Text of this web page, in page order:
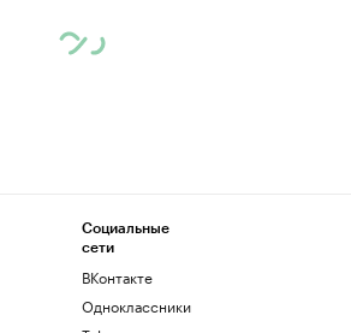
Социальные
сети
ВКонтакте
Одноклассники